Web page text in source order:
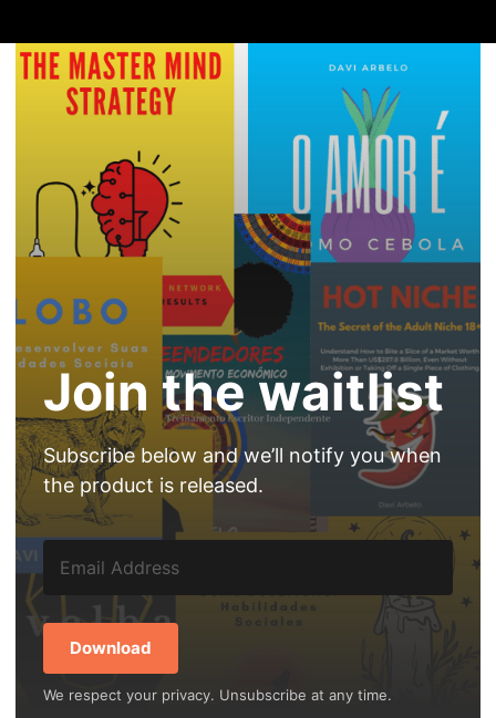
Join the waitlist
Subscribe below and we’ll notify you when
the product is released.
Download
We respect your privacy. Unsubscribe at any time.